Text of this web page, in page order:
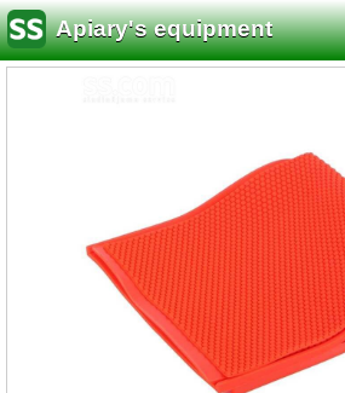
Apiary's equipment